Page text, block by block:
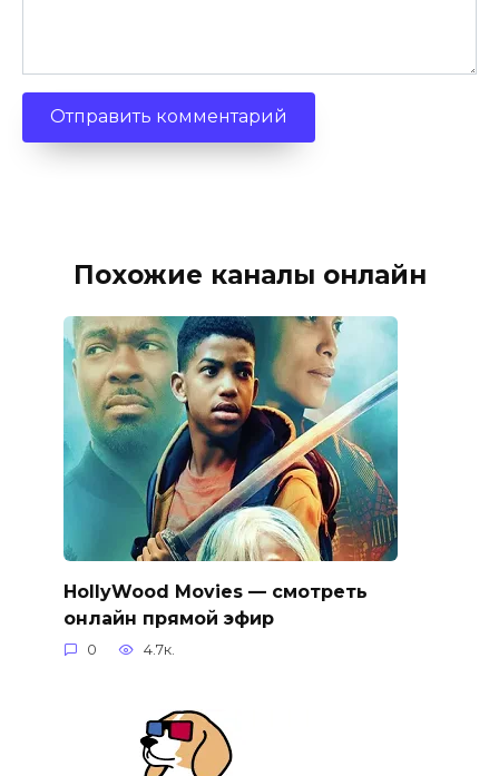
Похожие каналы онлайн
HollyWood Movies — смотреть
онлайн прямой эфир
0 4.7к.